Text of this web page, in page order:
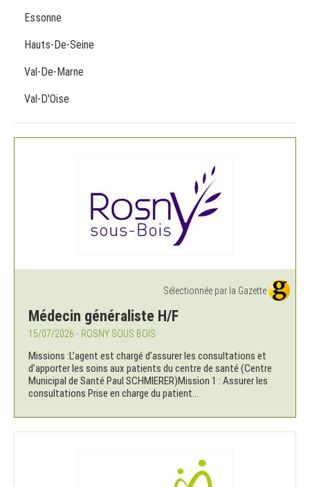
Essonne
Hauts-De-Seine
Val-De-Marne
Val-D'Oise
Sélectionnée par la Gazette
Médecin généraliste H/F
15/07/2026 - ROSNY SOUS BOIS
Missions :L’agent est chargé d’assurer les consultations et
d’apporter les soins aux patients du centre de santé (Centre
Municipal de Santé Paul SCHMIERER)Mission 1 : Assurer les
consultations Prise en charge du patient...